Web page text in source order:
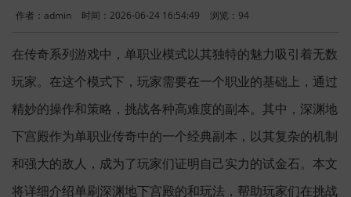
作者：admin 时间：2026-06-24 16:54:49 浏览： 94
在传奇系列游戏中，单职业模式以其独特的魅力吸引着无数
玩家。在这个模式下，玩家需要在一个职业的基础上，通过
精妙的操作和策略，挑战各种高难度的副本。其中，深渊地
下宫殿作为单职业传奇中的一个经典副本，以其复杂的机制
和强大的敌人，成为了玩家们证明自己实力的试金石。本文
将详细介绍单刷深渊地下宫殿的和玩法，帮助玩家们在挑战